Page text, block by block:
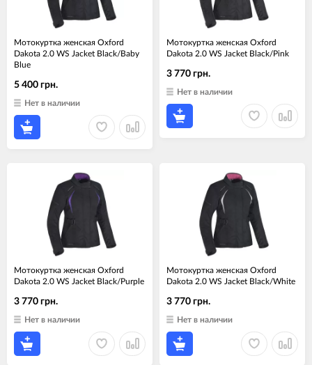
Мотокуртка женская Oxford
Dakota 2.0 WS Jacket Black/Baby
Blue
5 400 грн.
Нет в наличии
Мотокуртка женская Oxford
Dakota 2.0 WS Jacket Black/Pink
3 770 грн.
Нет в наличии
Мотокуртка женская Oxford
Dakota 2.0 WS Jacket Black/Purple
3 770 грн.
Нет в наличии
Мотокуртка женская Oxford
Dakota 2.0 WS Jacket Black/White
3 770 грн.
Нет в наличии